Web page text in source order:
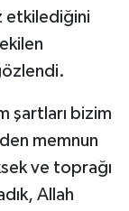
etkilediğini
şartları bizim
memnun
ve toprağı
Allah